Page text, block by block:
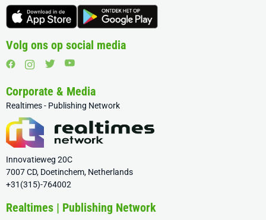
Volg ons op social media
Corporate & Media
Realtimes - Publishing Network
Innovatieweg 20C
7007 CD, Doetinchem, Netherlands
+31(315)-764002
Realtimes | Publishing Network